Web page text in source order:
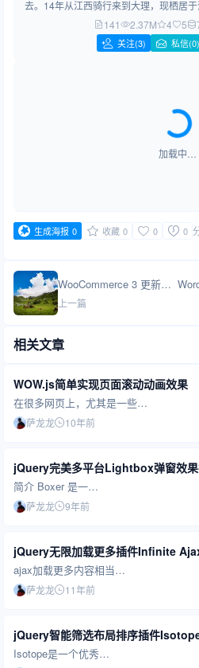
去。14年从江西骑行来到大理，现栖居于
活，做简约设
141 2.37M 4 5
关注(3) 私信(0)
加载中…
生成海报 0 收藏 0 0 0
WooCommerce 3 更新后特色产品的获取方法
上一篇
相关文章
WOW.js简单实现页面滚动动画效果
在很多网页上，尤其是一些…
萨龙龙 10年前
jQuery完美多平台Lightbox弹窗效
简介 Boxer 是一…
萨龙龙 9年前
jQuery无限加载更多插件Infinite
ajax加载更多内容相当…
萨龙龙 11年前
jQuery智能筛选布局排序插件
Isotope是一个优秀…